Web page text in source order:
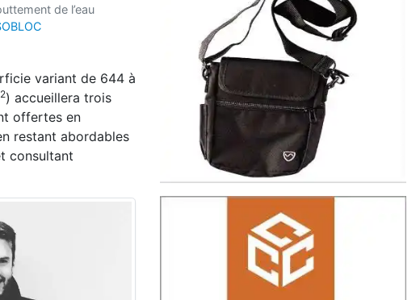
de l’eau
variant de 644 à
2) accueillera trois
offertes en
restant abordables
consultant